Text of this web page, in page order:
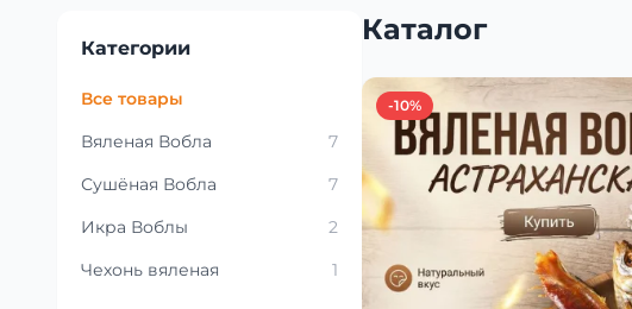
Категории
Все товары
Вяленая Вобла
7
Сушёная Вобла
7
Икра Воблы
2
Чехонь вяленая
1
Каталог
-10%